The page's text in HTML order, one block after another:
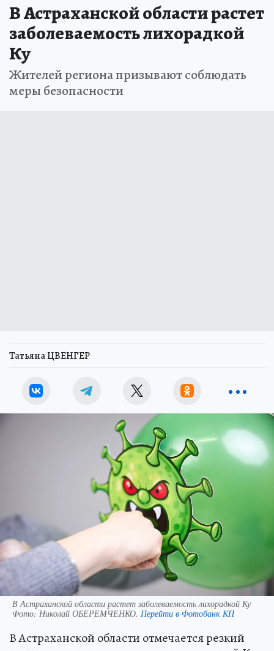
В Астраханской области растет
заболеваемость лихорадкой
Ку
Жителей региона призывают соблюдать
меры безопасности
Татьяна ЦВЕНГЕР
В Астраханской области растет заболеваемость лихорадкой Ку
Фото: Николай ОБЕРЕМЧЕНКО. Перейти в Фотобанк КП
В Астраханской области отмечается резкий